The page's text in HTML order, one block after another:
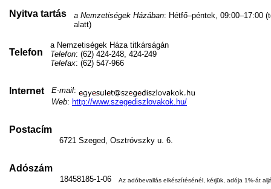
Nyitva tartás a Nemzetiségek Házában: Hétfő–péntek, 09:00–17:00
alatt)
Telefon
a Nemzetiségek Háza titkárságán
Telefon: (62) 424-248, 424-249
Telefax: (62) 547-966
Internet E-mail:
Web: http://www.szegediszlovakok.hu/
Postacím
6721 Szeged, Osztróvszky u. 6.
Adószám
18458185-1-06 Az adóbevallás elkészítésénél, kérjük, adója 1%-át